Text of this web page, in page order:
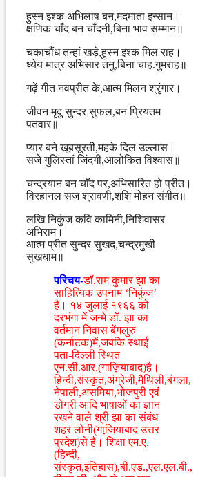
हुस्न इश्क अभिलाष बन,मदमाता इन्सान।
क्षणिक चाँद बन चाँदनी,बिना भाव सम्मान॥
चकाचौंध तन्हां खड़े,हुस्न इश्क मिल राह।
ध्येय मात्र अभिसार तनु,बिना चाह.गुमराह॥
गढ़ें गीत नवप्रीत के,आत्म मिलन श्रृंगार।
जीवन मृदु सुन्दर सुफल,बन प्रियतम
पतवार॥
प्यार बने खूबसूरती,महके दिल उल्लास।
सजे गुलिस्तां जिंदगी,आलोकित विश्वास॥
चन्द्रयान बन चाँद पर,अभिसारित हो प्रीत।
विरहानल सज श्रावणी,शशि मोहन संगीत॥
लखि निकुंज कवि कामिनी,निशिवासर
अभिराम।
आत्म प्रीत सुन्दर सुखद,चन्द्रमुखी
सुखधाम॥
परिचय-डॉ.राम कुमार झा का
साहित्यिक उपनाम ‘निकुंज’
है। १४ जुलाई १९६६ को
दरभंगा में जन्मे डॉ. झा का
वर्तमान निवास बेंगलुरु
(कर्नाटक)में,जबकि स्थाई
पता-दिल्ली स्थित
एन.सी.आर.(गाज़ियाबाद)है।
हिन्दी,संस्कृत,अंग्रेजी,मैथिली,बंगला,
नेपाली,असमिया,भोजपुरी एवं
डोगरी आदि भाषाओं का ज्ञान
रखने वाले श्री झा का संबंध
शहर लोनी(गाजि़याबाद उत्तर
प्रदेश)से है। शिक्षा एम.ए.
(हिन्दी,
संस्कृत,इतिहास),बी.एड.,एल.एल.बी.,